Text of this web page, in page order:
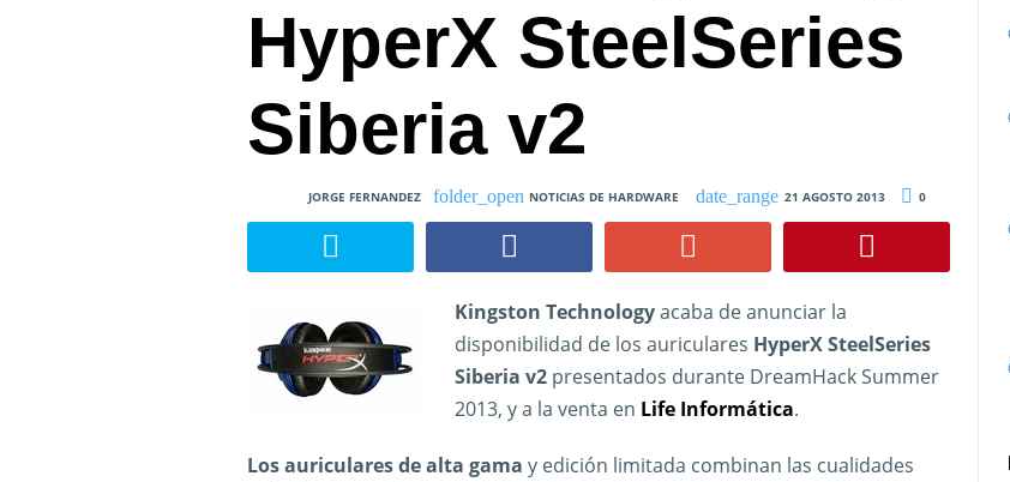
HyperX SteelSeries
Siberia v2
JORGE FERNANDEZ NOTICIAS DE HARDWARE 21 AGOSTO 2013 0
Kingston Technologyacaba de anunciar la
disponibilidad de los auriculares HyperX SteelSeries
Siberia v2presentados durante DreamHack Summer
2013, y a la venta en Life Informática.
Los auriculares de alta gama y edición limitada combinan las cualidades